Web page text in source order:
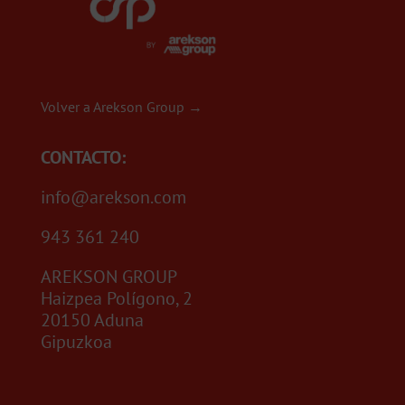
Volver a Arekson Group →
CONTACTO:
info@arekson.com
943 361 240
AREKSON GROUP
Haizpea Polígono, 2
20150 Aduna
Gipuzkoa